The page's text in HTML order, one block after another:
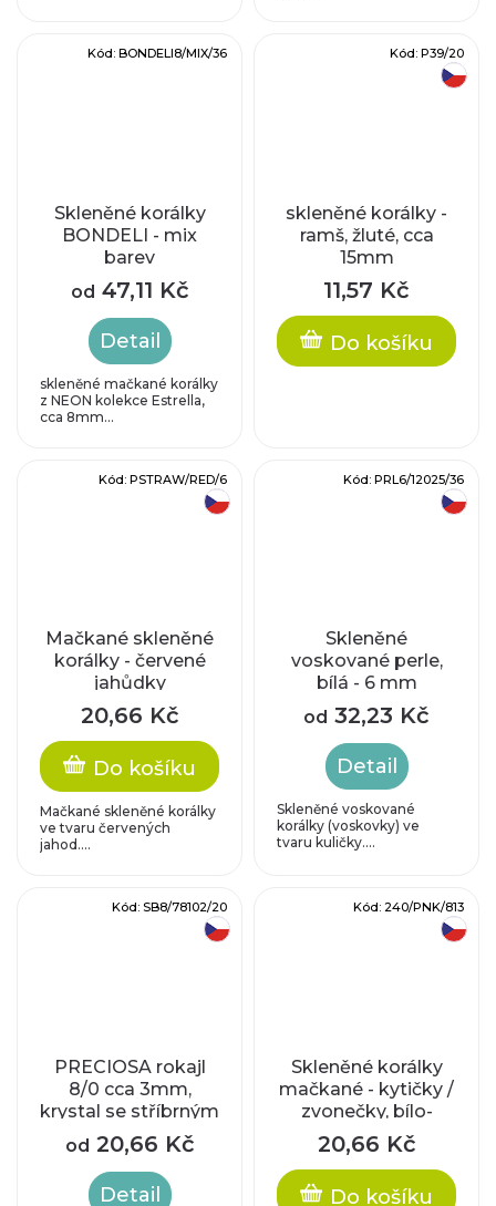
Skleněné korálky
BONDELI - mix
barev
od 47,11 Kč
Detail
skleněné mačkané korálky
z NEON kolekce Estrella,
cca 8mm...
Kód: BONDELI8/MIX/36
skleněné korálky -
ramš, žluté, cca
15mm
11,57 Kč
Do košíku
Kód: P39/20
Mačkané skleněné
korálky - červené
jahůdky
20,66 Kč
Do košíku
Mačkané skleněné korálky
ve tvaru červených
jahod....
Kód: PSTRAW/RED/6
Skleněné
voskované perle,
bílá - 6 mm
od 32,23 Kč
Detail
Skleněné voskované
korálky (voskovky) ve
tvaru kuličky....
Kód: PRL6/12025/36
PRECIOSA rokajl
8/0 cca 3mm,
krystal se stříbrným
průtahem
od 20,66 Kč
Detail
Kód: SB8/78102/20
Skleněné korálky
mačkané - kytičky /
zvonečky, bílo-
růžové
20,66 Kč
Do košíku
Kód: 240/PNK/813